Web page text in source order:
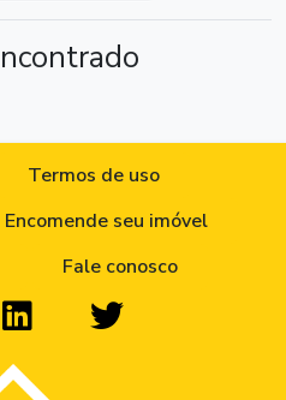
Termos de uso
Encomende seu imóvel
Fale conosco